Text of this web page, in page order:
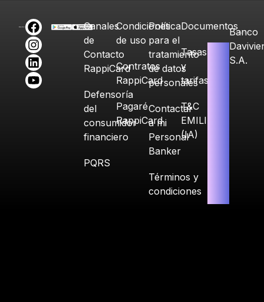
Canales
de
Contacto
RappiCard
Defensoría
del
consumidor
financiero
PQRS
Condiciones
de uso
Contratos
RappiCard
Pagaré
RappiCard
Política
para el
tratamiento
de datos
personales
Contactar
a mi
Personal
Banker
Términos y
condiciones
Documentos
Tasas
y
tarifas
T&C
EMILIA
(IA)
Banco
S.A.